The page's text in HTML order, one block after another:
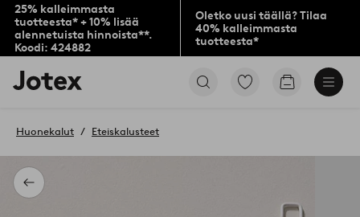
25% kalleimmasta
tuotteesta* + 10% lisää
alennetuista hinnoista**.
Koodi: 424882
Oletko uusi täällä? Tilaa
40% kalleimmasta
tuotteesta*
Jotex-
logo
aloitussivulle
Siirry
Siirry
Takaisin
Huonekalut Eteiskalusteet